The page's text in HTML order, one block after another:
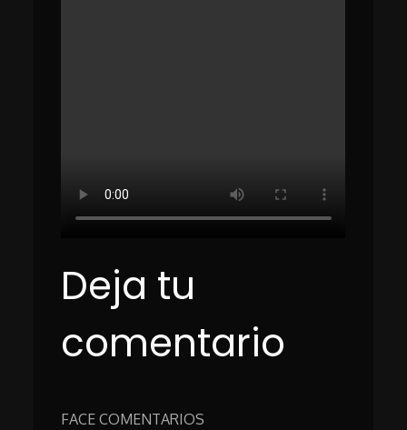
Deja tu
comentario
FACE COMENTARIOS